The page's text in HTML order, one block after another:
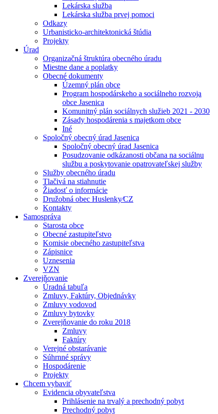
Lekárska služba
Lekárska služba prvej pomoci
Odkazy
Urbanisticko-architektonická štúdia
Projekty
Úrad
Organizačná štruktúra obecného úradu
Miestne dane a poplatky
Obecné dokumenty
Územný plán obce
Program hospodárskeho a sociálneho rozvoja
obce Jasenica
Komunitný plán sociálnych služieb 2021 - 2030
Zásady hospodárenia s majetkom obce
Iné
Spoločný obecný úrad Jasenica
Spoločný obecný úrad Jasenica
Posudzovanie odkázanosti občana na sociálnu
službu a poskytovanie opatrovateľskej služby
Služby obecného úradu
Tlačivá na stiahnutie
Žiadosť o informácie
Družobná obec Huslenky⁄CZ
Kontakty
Samospráva
Starosta obce
Obecné zastupiteľstvo
Komisie obecného zastupiteľstva
Zápisnice
Uznesenia
VZN
Zverejňovanie
Úradná tabuľa
Zmluvy, Faktúry, Objednávky
Zmluvy vodovod
Zmluvy bytovky
Zverejňovanie do roku 2018
Zmluvy
Faktúry
Verejné obstarávanie
Súhrnné správy
Hospodárenie
Projekty
Chcem vybaviť
Evidencia obyvateľstva
Prihlásenie na trvalý a prechodný pobyt
Prechodný pobyt